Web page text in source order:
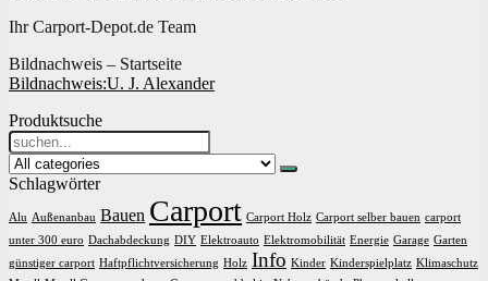
Ihr Carport-Depot.de Team
Bildnachweis – Startseite
Bildnachweis:U. J. Alexander
Produktsuche
Search
for:
Schlagwörter
Alu Außenanbau Bauen Carport Carport Holz Carport selber bauen carport
unter 300 euro Dachabdeckung DIY Elektroauto Elektromobilität Energie Garage Garten
günstiger carport Haftpflichtversicherung Holz Info Kinder Kinderspielplatz Klimaschutz